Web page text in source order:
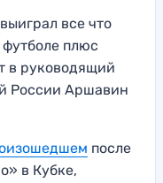
все что
плюс
в руководящий
России Аршавин
после
в Кубке,